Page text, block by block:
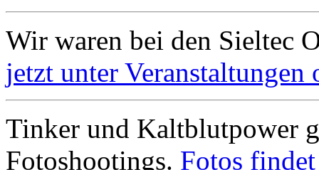
Wir waren bei den Sieltec
jetzt unter Veranstaltungen
Tinker und Kaltblutpower
Fotoshootings. Fotos